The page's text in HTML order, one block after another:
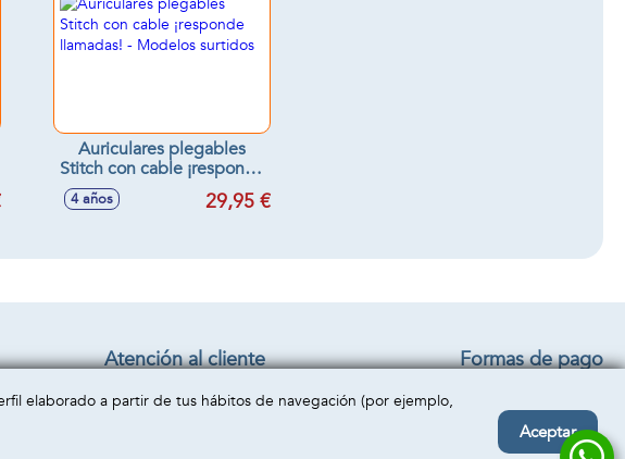
Auriculares plegables
Stitch con cable ¡responde
llamadas! - Modelos
4 años 29,95 €
Atención al cliente
Envío y devolución
Formas de pago
elaborado a partir de tus hábitos de navegación (por ejemplo,
Aceptar